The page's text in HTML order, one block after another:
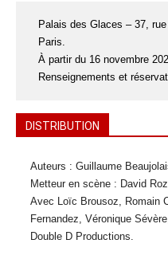
Palais des Glaces – 37,
Paris.
À partir du 16 novembre
Renseignements et
DISTRIBUTION
Auteurs : Guillaume
Metteur en scène : David
Avec Loïc Brousoz, Romain
Fernandez, Véronique
Double D Productions.